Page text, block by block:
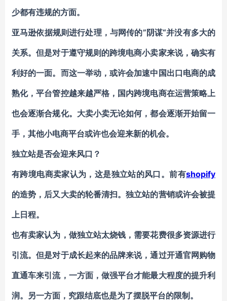
少都有违规的方面。
亚马逊依据规则进行处理，与网传的”阴谋“并没有多大的
关系。但是对于遵守规则的跨境电商小卖家来说，确实有
利好的一面。而这一举动，或许会加速中国出口电商的成
熟化，平台管控越来越严格，国内跨境电商在运营策略上
也会逐渐合规化。大卖小卖无论如何，都会逐渐开始留一
手，其他小电商平台或许也会迎来新的机会。
独立站是否会迎来风口？
有跨境电商卖家认为，这是独立站的风口。前有shopify
的造势，后又大卖的轮番清扫。独立站的营销或许会被提
上日程。
也有卖家认为，做独立站太烧钱，需要花费很多资源进行
引流。但是对于成长起来的品牌来说，通过开通官网购物
直通车来引流，一方面，做强平台才能最大程度的提升利
润。另一方面，究跟结底也是为了摆脱平台的限制。